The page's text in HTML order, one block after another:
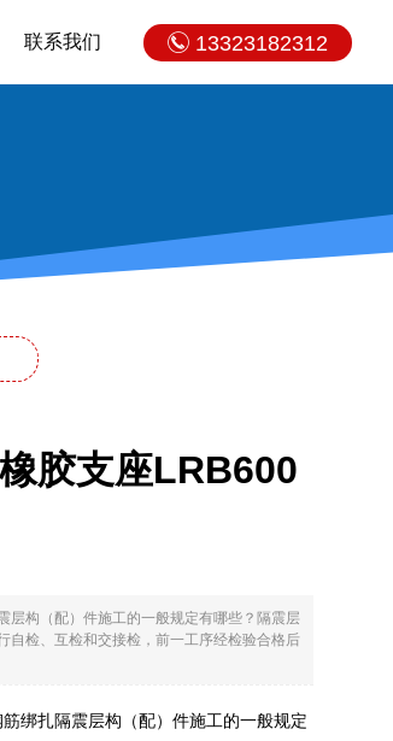
13323182312
联系我们
胶支座LRB600
层构（配）件施工的一般规定有哪些？隔震层
自检、互检和交接检，前一工序经检验合格后
绑扎隔震层构（配）件施工的一般规定